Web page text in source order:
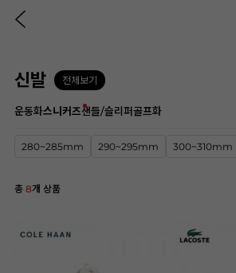
신발 전체보기
운동화스니커즈샌들/슬리퍼골프화
280~285mm 290~295mm 300~310mm
총 8개 상품